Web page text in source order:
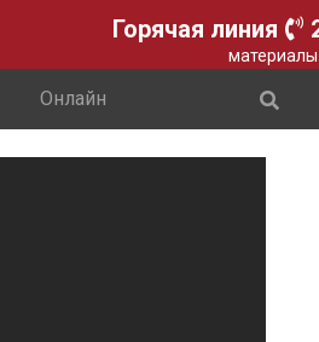
Горячая линия
материалы
Онлайн